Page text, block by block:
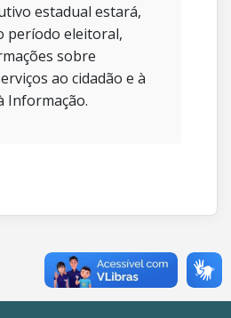
estadual estará,
período eleitoral,
sobre
ao cidadão e à
Informação.